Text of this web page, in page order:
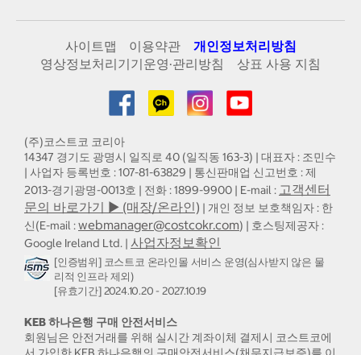
사이트맵 이용약관
개인정보처리방침
영상정보처리기기운영·관리방침
상표 사용 지침
(주)코스트코 코리아
14347 경기도 광명시 일직로 40 (일직동 163-3) | 대표자 : 조민수
| 사업자 등록번호 : 107-81-63829 | 통신판매업 신고번호 : 제
2013-경기광명-0013호 | 전화 : 1899-9900 | E-mail : 고객센터
문의 바로가기 ▶ (매장/온라인) | 개인 정보 보호책임자 : 한
신(E-mail :webmanager@costcokr.com) | 호스팅제공자 :
Google Ireland Ltd. | 사업자정보확인
[인증범위] 코스트코 온라인몰 서비스 운영(심사받지 않은 물
리적 인프라 제외)
[유효기간] 2024.10.20 - 2027.10.19
KEB 하나은행 구매 안전서비스
회원님은 안전거래를 위해 실시간 계좌이체 결제시 코스트코에